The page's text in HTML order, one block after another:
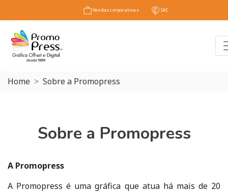
Vendas corporativas SAC
Home Sobre a Promopress
Sobre a Promopress
A Promopress
A Promopress é uma gráfica que atua há mais de 20